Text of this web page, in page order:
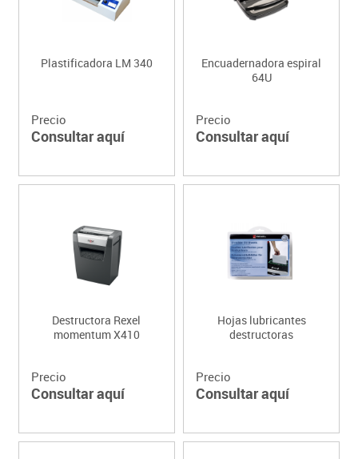
Plastificadora LM 340
Precio
Consultar aquí
Encuadernadora espiral
64U
Precio
Consultar aquí
Destructora Rexel
momentum X410
Precio
Consultar aquí
Hojas lubricantes
destructoras
Precio
Consultar aquí